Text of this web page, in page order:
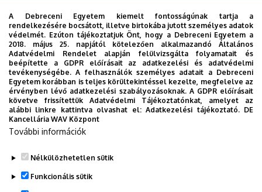
Moose at risk: Scandinavian biotagging research on
impacts of predation, harvest and climate change
Barbara Zimmermann
Inland Norway University of Applied Sciences
Az előadás angol nyelven hangzik el és YouTube-on
élőben követhető, az előadás időpontjában az alábbi
linken:
Legutóbbi frissítés: 2023. 11. 13. 09:14
A Debreceni Egyetem kiemelt fontosságúnak tartja a
rendelkezésére bocsátott, illetve birtokába jutott személyes adatok
védelmét. Ezúton tájékoztatjuk Önt, hogy a Debreceni Egyetem a
2018. május 25. napjától kötelezően alkalmazandó Általános
Adatvédelmi Rendelet alapján felülvizsgálta folyamatait és
beépítette a GDPR előírásait az adatkezelési és adatvédelmi
tevékenységébe. A felhasználók személyes adatait a Debreceni
Egyetem korábban is teljes körültekintéssel kezelte, megfelelve az
érvényben lévő adatkezelési szabályozásoknak. A GDPR előírásait
követve frissítettük Adatvédelmi Tájékoztatónkat, amelyet az
alábbi linkre kattintva olvashat el:Adatkezelési tájékoztató. DE
Kancellária WAV Központ
További információk
Nélkülözhetetlen sütik
Funkcionális sütik